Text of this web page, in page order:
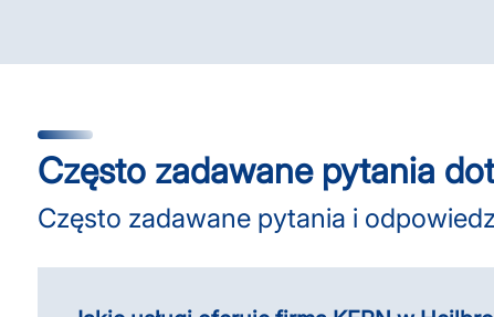
Często zadawane pytania
Często zadawane pytania i